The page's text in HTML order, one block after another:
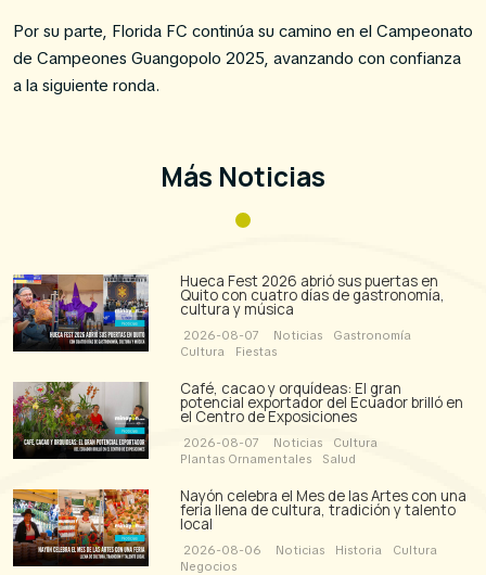
Por su parte, Florida FC continúa su camino en el Campeonato
de Campeones Guangopolo 2025, avanzando con confianza
a la siguiente ronda.
Más Noticias
Hueca Fest 2026 abrió sus puertas en
Quito con cuatro días de gastronomía,
cultura y música
2026-08-07 Noticias
Gastronomía
Cultura
Fiestas
Café, cacao y orquídeas: El gran
potencial exportador del Ecuador brilló en
el Centro de Exposiciones
2026-08-07 Noticias
Cultura
Plantas Ornamentales
Salud
Nayón celebra el Mes de las Artes con una
feria llena de cultura, tradición y talento
local
2026-08-06 Noticias Historia
Cultura
Negocios